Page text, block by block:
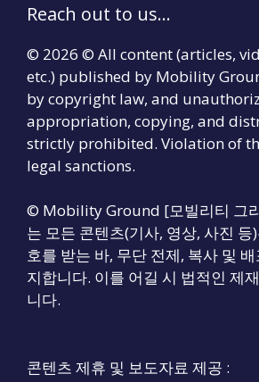
Reach out to us...
© 2026 © All content (articles,
etc.) published by Mobility
by copyright law, and
appropriation, copying, and
strictly prohibited. Violation of
legal sanctions.
© Mobility Ground [모빌리티 그
는 모든 콘텐츠(기사, 영상, 사진
호를 받는 바, 무단 전제, 복사 및
지합니다. 이를 어길 시 법적인 제
니다.
콘텐츠 제휴 및 보도자료 제공 :